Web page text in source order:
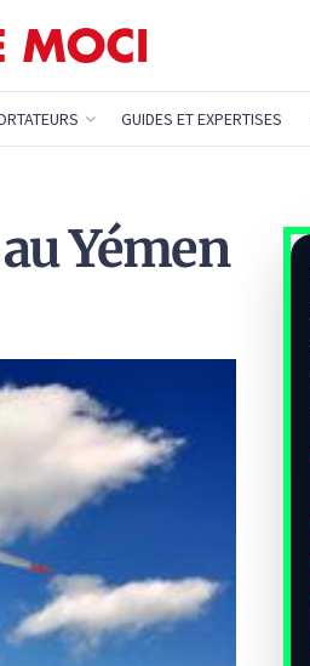
GUIDES ET EXPERTISES
Yémen